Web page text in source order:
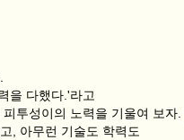
을 다했다.'라고
투성이의 노력을 기울여 보자.
, 아무런 기술도 학력도